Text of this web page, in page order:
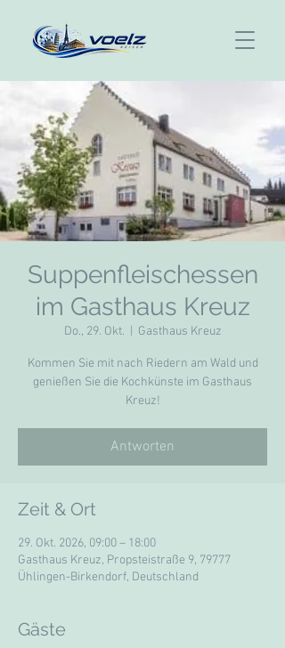
Suppenfleischessen
im Gasthaus Kreuz
Do., 29. Okt. Gasthaus Kreuz
Kommen Sie mit nach Riedern am Wald und
genießen Sie die Kochkünste im Gasthaus
Kreuz!
Antworten
Zeit & Ort
29. Okt. 2026, 09:00 – 18:00
Gasthaus Kreuz, Propsteistraße 9, 79777
Ühlingen-Birkendorf, Deutschland
Gäste